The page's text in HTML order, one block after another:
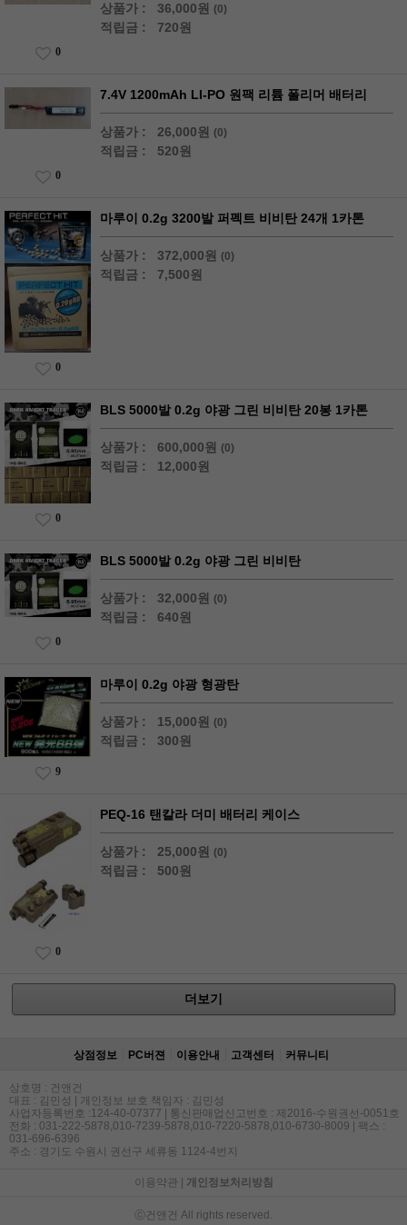
상품가 : 36,000원 (0)
적립금 : 720원
0
7.4V 1200mAh LI-PO 원팩 리튬 폴리머 배터리
상품가 : 26,000원 (0)
적립금 : 520원
0
마루이 0.2g 3200발 퍼펙트 비비탄 24개 1카톤
상품가 : 372,000원 (0)
적립금 : 7,500원
0
BLS 5000발 0.2g 야광 그린 비비탄 20봉 1카톤
상품가 : 600,000원 (0)
적립금 : 12,000원
0
BLS 5000발 0.2g 야광 그린 비비탄
상품가 : 32,000원 (0)
적립금 : 640원
0
마루이 0.2g 야광 형광탄
상품가 : 15,000원 (0)
적립금 : 300원
9
PEQ-16 탠칼라 더미 배터리 케이스
상품가 : 25,000원 (0)
적립금 : 500원
0
더보기
상점정보 PC버젼 이용안내 고객센터 커뮤니티
상호명 : 건앤건
대표 : 김민성 | 개인정보 보호 책임자 : 김민성
사업자등록번호 :124-40-07377 | 통신판매업신고번호 : 제2016-수원권선-0051호
전화 : 031-222-5878,010-7239-5878,010-7220-5878,010-6730-8009 | 팩스 :
031-696-6396
주소 : 경기도 수원시 권선구 세류동 1124-4번지
이용약관 개인정보처리방침
ⓒ건앤건 All rights reserved.